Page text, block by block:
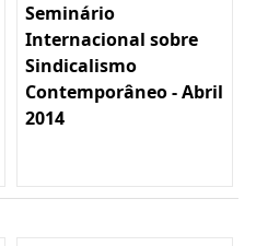
Seminário
Internacional sobre
Sindicalismo
Contemporâneo - Abril
2014